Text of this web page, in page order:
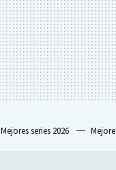
Mejores series 2026